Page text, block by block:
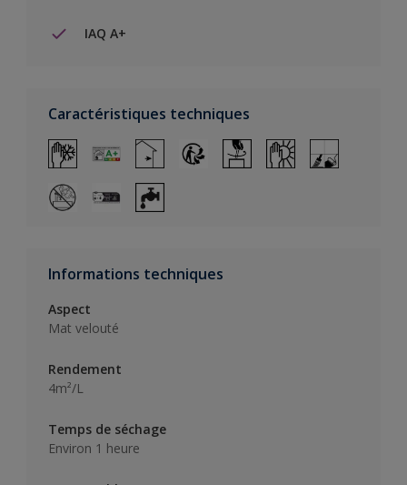
IAQ A+
Caractéristiques techniques
Informations techniques
Aspect
Mat velouté
Rendement
4m²/L
Temps de séchage
Environ 1 heure